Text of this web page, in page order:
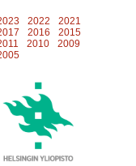
2022
2021
2016
2015
2010
2009